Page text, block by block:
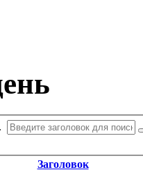
Заголовок